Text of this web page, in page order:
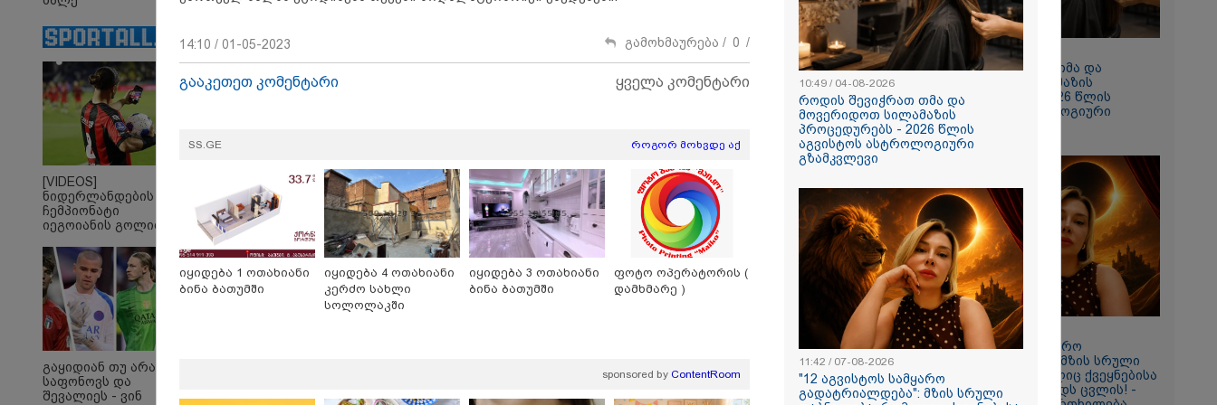
"Soos! ამ წუთებში თავს
დაესხნენ
არასრულწლოვანების
და სავარაუდოდ არა
მარტო
არასრულწლოვანების
ჯგუფი" - რა
ავრცელებს ადვოკატი?
"იპოვონ ერთი გოგონა,
ვისაც გიგა
სექსუალურად
ავიწროებდა - თუ
გამოჩნდება 10 000
ლარს ოფიციალურად,
სახალხოდ გადავცემ" -
ეკა კუპატაძე
განცხადებას
რა ისმინს სახლში
დაყენებული მომსასმენი
მოწყობილობის
ჩანაწერში, სადაც ნია
იმნაძე მამას ესაუბრება?
"ამ ვიდეოს ნახვა
ჩემთვის იყო სიკვდილი"
- რას ამბობს
დაკარგული 17 წლის
ბიჭის დედა
ვიდეოკადრებზე, სადაც
შვილის განწირული
ვედრების ხმა ამოიცნო
15:42 / 07-08-2026
10:49 / 04-08-2026
როდის შევიჭრათ თმა და
მოვერიდოთ სილამაზის
პროცედურებს - 2026 წლის
აგვისტოს ასტროლოგიური
გზამკვლევი
11:42 / 07-08-2026
"12 აგვისტოს სამყარო
გადატრიალდება": მზის სრული
დაბნელება, რომელიც ქვეყნებისა
და ადამიანების ბედს ცვლის! -
დედა გახდება
[VIDEOS]
ნიდერლანდების
ჩემპიონატი
იეგოიანის გოლით
MVP გახდა
გაყიდიან თუ არა
საფონოვს და
შევალიეს - ვინ
14:10 / 01-05-2023 გამოხმაურება / 0 /
გააკეთეთ კომენტარი ყველა კომენტარი
SS.GE როგორ მოხვდე აქ
იყიდება 1 ოთახიანი
ბინა ბათუმში
იყიდება 4 ოთახიანი
კერძო სახლი
სოლოლაკში
იყიდება 3 ოთახიანი
ბინა ბათუმში
ფოტო ოპერატორის (
დამხმარე )
sponsored by ContentRoom
10:49 / 04-08-2026
როდის შევიჭრათ თმა და
მოვერიდოთ სილამაზის
პროცედურებს - 2026 წლის
აგვისტოს ასტროლოგიური
გზამკვლევი
11:42 / 07-08-2026
"12 აგვისტოს სამყარო
გადატრიალდება": მზის სრული